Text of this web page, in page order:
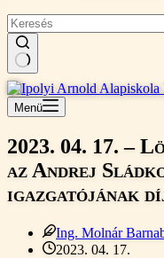
Nincs
találat
Menü
2023. 04. 17. –
az Andrej
igazgatójának
Ing. Molnár
2023. 04. 17.